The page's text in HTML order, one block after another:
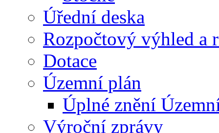
Úřední deska
Rozpočtový výhled a
Dotace
Územní plán
Úplné znění
Výroční zprávy